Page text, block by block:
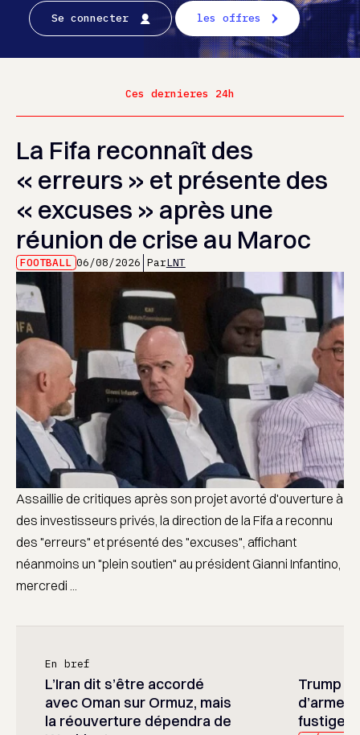
Se connecter les offres
Ces dernieres 24h
La Fifa reconnaît des
« erreurs » et présente des
« excuses » après une
réunion de crise au Maroc
FOOTBALL 06/08/2026 ParLNT
Assaillie de critiques après son projet avorté d'ouverture à
des investisseurs privés, la direction de la Fifa a reconnu
des "erreurs" et présenté des "excuses", affichant
néanmoins un "plein soutien" au président Gianni Infantino,
mercredi ...
En bref
L’Iran dit s’être accordé
avec Oman sur Ormuz, mais
la réouverture dépendra de
Trump
fustige